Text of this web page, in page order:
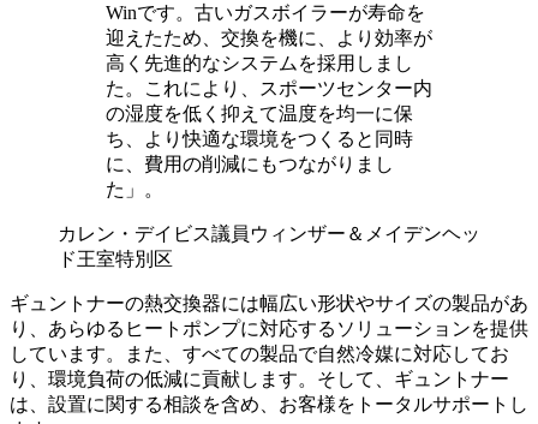
Winです。古いガスボイラーが寿命を
迎えたため、交換を機に、より効率が
高く先進的なシステムを採用しまし
た。これにより、スポーツセンター内
の湿度を低く抑えて温度を均一に保
ち、より快適な環境をつくると同時
に、費用の削減にもつながりまし
た」。
カレン・デイビス議員 ウィンザー＆メイデンヘッ
ド王室特別区
ギュントナーの熱交換器には幅広い形状やサイズの製品があ
り、あらゆるヒートポンプに対応するソリューションを提供
しています。また、すべての製品で自然冷媒に対応してお
り、環境負荷の低減に貢献します。そして、ギュントナー
は、設置に関する相談を含め、お客様をトータルサポートし